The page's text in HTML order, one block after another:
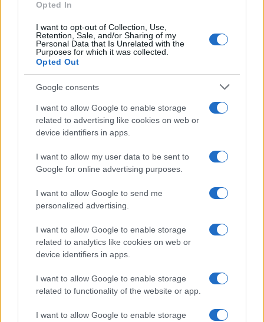
Opted In
I want to opt-out of Collection, Use,
Retention, Sale, and/or Sharing of my
Personal Data that Is Unrelated with the
Purposes for which it was collected.
Opted Out
Google consents
I want to allow Google to enable storage
related to advertising like cookies on web or
device identifiers in apps.
I want to allow my user data to be sent to
Google for online advertising purposes.
I want to allow Google to send me
personalized advertising.
I want to allow Google to enable storage
related to analytics like cookies on web or
device identifiers in apps.
I want to allow Google to enable storage
related to functionality of the website or app.
I want to allow Google to enable storage
Sigue leyendo
INVERSIONES
Guía para evaluar RWA: custodios, oráculos, liquidez y riesgo
INVERSIONES